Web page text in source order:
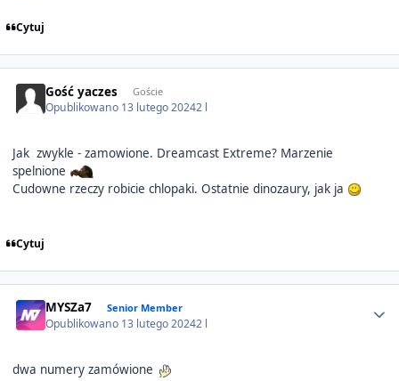
Cytuj
Gość yaczes Goście
Opublikowano 13 lutego 20242 l
Jak zwykle - zamowione. Dreamcast Extreme? Marzenie
spelnione
Cudowne rzeczy robicie chlopaki. Ostatnie dinozaury, jak ja
Cytuj
MYSZa7 Senior Member
Opublikowano 13 lutego 20242 l
dwa numery zamówione